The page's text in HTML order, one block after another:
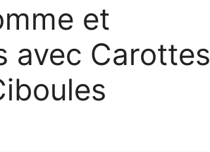
et
avec Carottes